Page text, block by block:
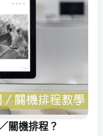
關機排程？